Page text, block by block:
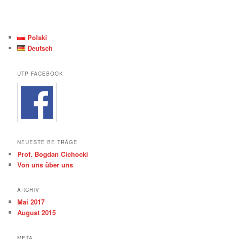
Polski
Deutsch
UTP FACEBOOK
NEUESTE BEITRÄGE
Prof. Bogdan Cichocki
Von uns über uns
ARCHIV
Mai 2017
August 2015